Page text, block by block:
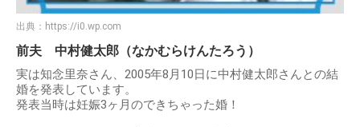
出典： https://i0.wp.com
前夫 中村健太郎（なかむらけんたろう）
実は知念里奈さん、2005年8月10日に中村健太郎さんとの結
婚を発表しています。
発表当時は妊娠3ヶ月のできちゃった婚！